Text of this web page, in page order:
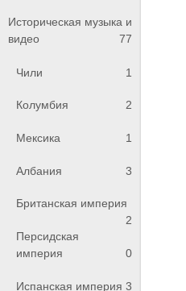
Историческая музыка и
видео
77
Чили 1
Колумбия 2
Мексика 1
Албания 3
Британская империя
2
Персидская
империя
0
Испанская империя 3